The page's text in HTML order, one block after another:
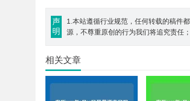
声
明
1.本站遵循行业规范，任何转载的稿件
源，不尊重原创的行为我们将追究责任
相关文章